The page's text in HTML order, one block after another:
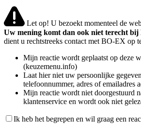
Let op! U bezoekt momenteel de
Uw mening komt dan ook niet terecht bij
dient u rechtstreeks contact met BO-EX op
Mijn reactie wordt geplaatst op deze
(keuzemenu.info)
Laat hier niet uw persoonlijke
telefoonnummer, adres of emailadres
Mijn reactie wordt niet doorgestuurd
klantenservice en wordt ook niet
Ik heb het begrepen en wil graag een